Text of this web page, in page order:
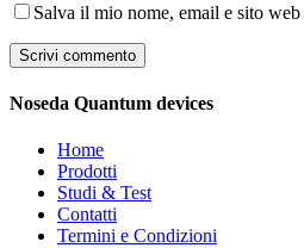
Salva il mio nome, email e sito
Noseda Quantum devices
Home
Prodotti
Studi & Test
Contatti
Termini e Condizioni